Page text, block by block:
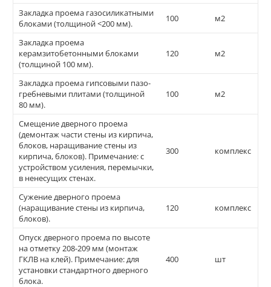
Закладка проема газосиликатными
блоками (толщиной <200 мм).
100 м2
Закладка проема
керамзитобетонными блоками
(толщиной 100 мм).
120 м2
Закладка проема гипсовыми пазо-
гребневыми плитами (толщиной
80 мм).
100 м2
Смещение дверного проема
(демонтаж части стены из кирпича,
блоков, наращивание стены из
кирпича, блоков). Примечание: с
устройством усиления, перемычки,
в ненесущих стенах.
300 комплекс
Сужение дверного проема
(наращивание стены из кирпича,
блоков).
120 комплекс
Опуск дверного проема по высоте
на отметку 208-209 мм (монтаж
ГКЛВ на клей). Примечание: для
установки стандартного дверного
блока.
400 шт